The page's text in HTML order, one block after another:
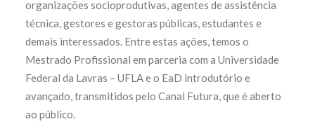
organizações socioprodutivas, agentes de assistência
técnica, gestores e gestoras públicas, estudantes e
demais interessados. Entre estas ações, temos o
Mestrado Profissional em parceria com a Universidade
Federal da Lavras – UFLA e o EaD introdutório e
avançado, transmitidos pelo Canal Futura, que é aberto
ao público.